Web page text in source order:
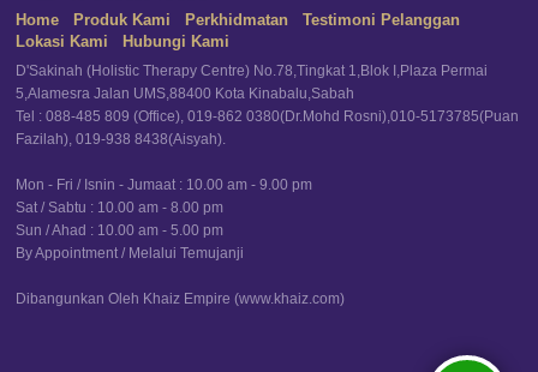
Home Produk Kami Perkhidmatan
Testimoni Pelanggan
Lokasi Kami
Hubungi Kami
D'Sakinah (Holistic Therapy Centre) No.78,Tingkat 1,Blok I,Plaza Permai
5,Alamesra Jalan UMS,88400 Kota Kinabalu,Sabah
Tel : 088-485 809 (Office), 019-862 0380(Dr.Mohd Rosni),010-5173785(Puan
Fazilah), 019-938 8438(Aisyah).
Mon - Fri / Isnin - Jumaat : 10.00 am - 9.00 pm
Sat / Sabtu : 10.00 am - 8.00 pm
Sun / Ahad : 10.00 am - 5.00 pm
By Appointment / Melalui Temujanji
Dibangunkan Oleh Khaiz Empire (www.khaiz.com)